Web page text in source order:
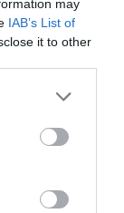
may
IAB’s List of
it to other